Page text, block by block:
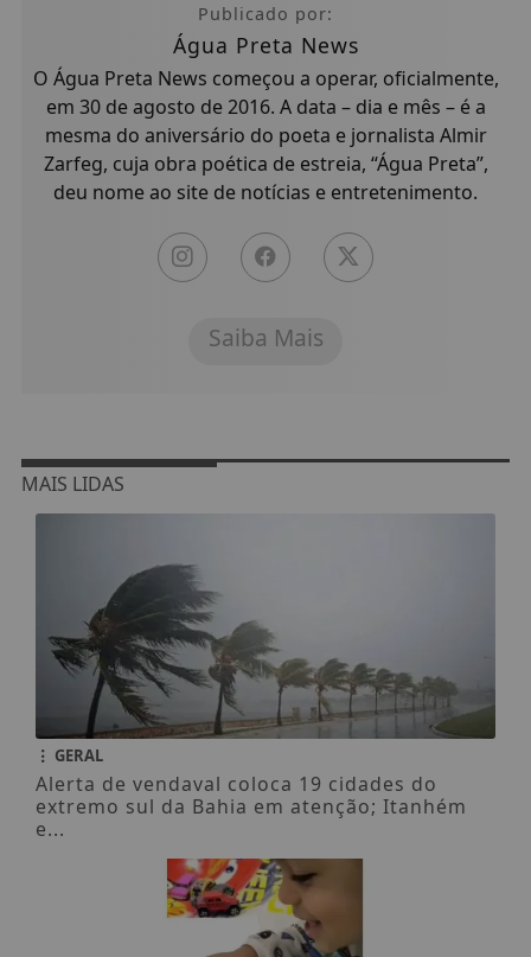
Publicado por:
Água Preta News
O Água Preta News começou a operar, oficialmente,
em 30 de agosto de 2016. A data – dia e mês – é a
mesma do aniversário do poeta e jornalista Almir
Zarfeg, cuja obra poética de estreia, “Água Preta”,
deu nome ao site de notícias e entretenimento.
Saiba Mais
MAIS LIDAS
GERAL
Alerta de vendaval coloca 19 cidades do
extremo sul da Bahia em atenção; Itanhém
e...